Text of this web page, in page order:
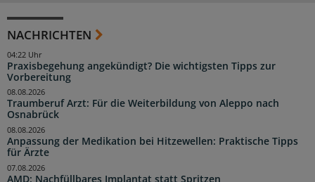
NACHRICHTEN
Praxisbegehung angekündigt? Die wichtigsten Tipps zur
Vorbereitung
04:22 Uhr
Traumberuf Arzt: Für die Weiterbildung von Aleppo nach
Osnabrück
08.08.2026
Anpassung der Medikation bei Hitzewellen: Praktische Tipps
für Ärzte
08.08.2026
AMD: Nachfüllbares Implantat statt Spritzen
07.08.2026